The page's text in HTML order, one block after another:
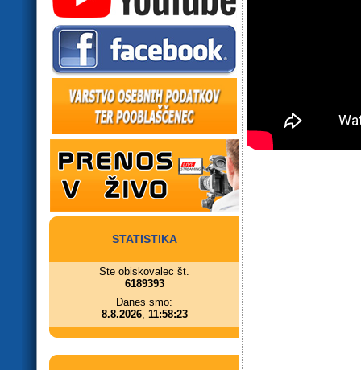
STATISTIKA
Ste obiskovalec št.
6189393
Danes smo:
8.8.2026, 11:58:23